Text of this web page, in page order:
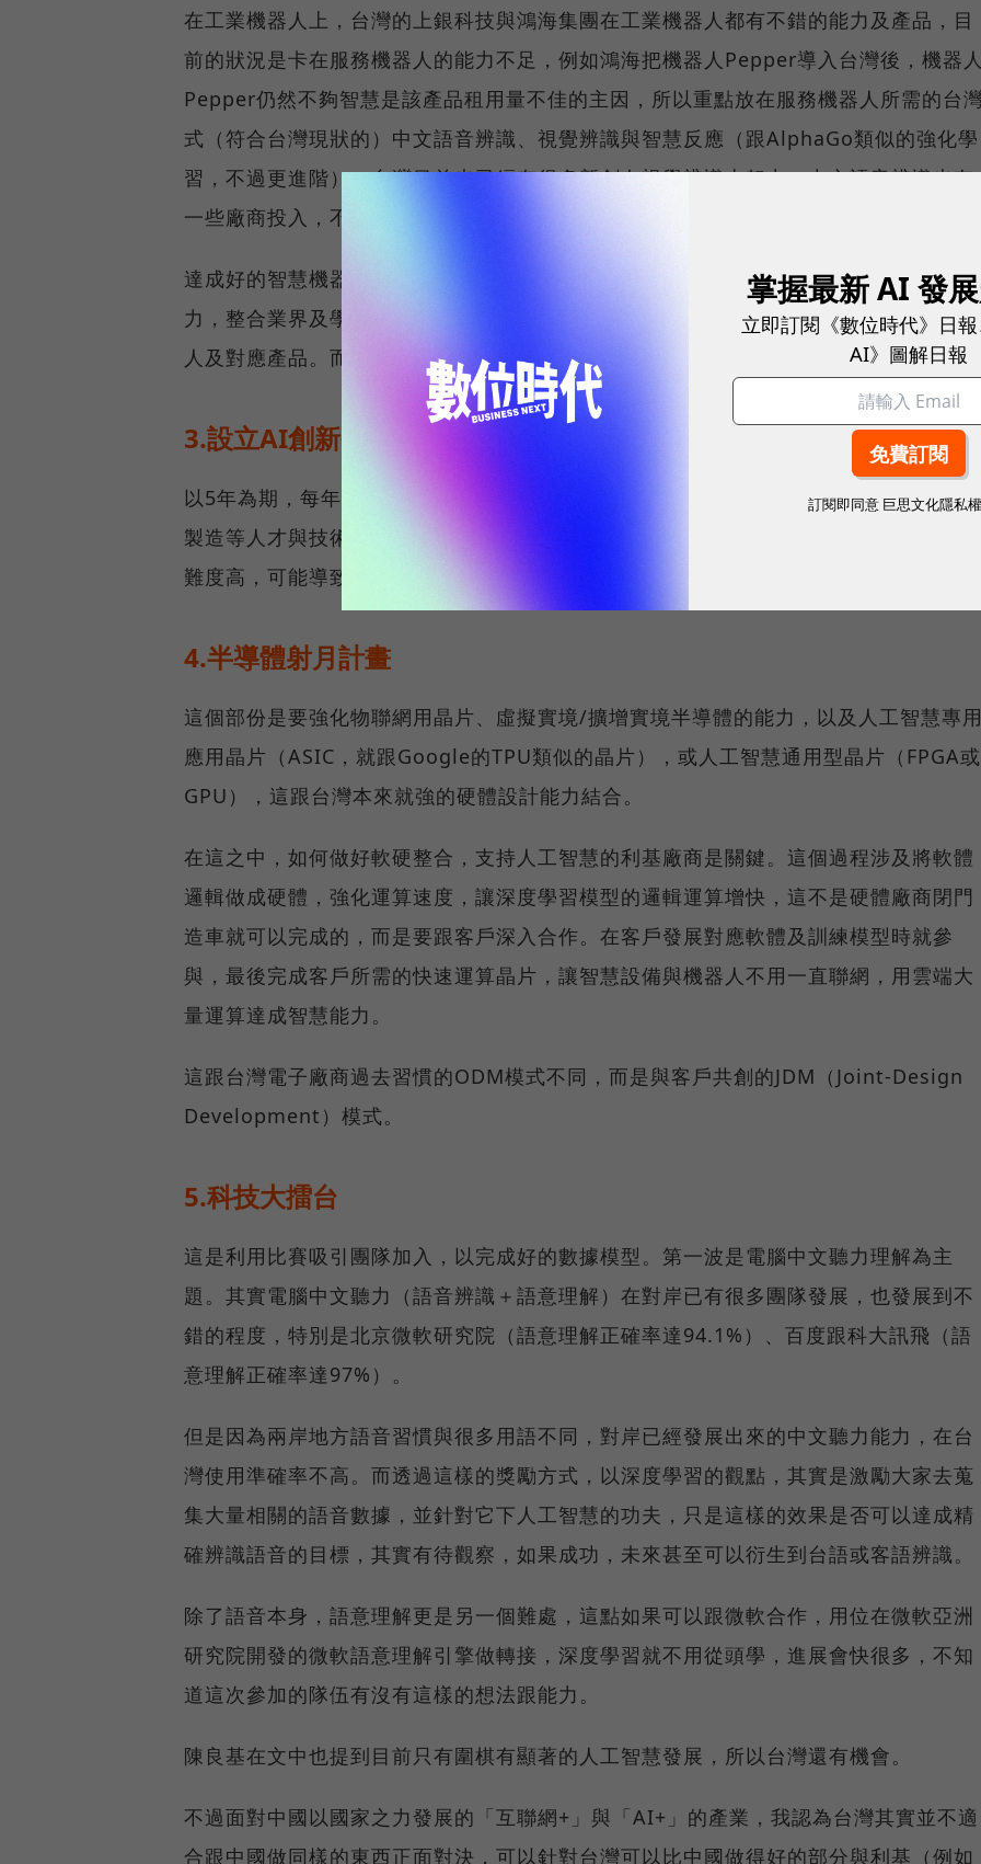
在工業機器人上，台灣的上銀科技與鴻海集團在工業機器人都有不錯的能力及產品，目
前的狀況是卡在服務機器人的能力不足，例如鴻海把機器人Pepper導入台灣後，機器
Pepper仍然不夠智慧是該產品租用量不佳的主因，所以重點放在服務機器人所需的台
式（符合台灣現狀的）中文語音辨識、視覺辨識與智慧反應（跟AlphaGo類似的強化學
習，不過更進階），台灣目前也已經有很多新創在視覺辨識上努力，中文語音辨識也有
一些廠商投入，不過都不是專為機器人應用所打造。
達成好的智慧機器人能力，必須有清楚的藍圖，仔細的規劃台灣需要的人工智慧軟體能
力，整合業界及學界的力量。學界進一步成立新創公司，最後達成強而有力的智慧機器
人及對應產品。而50家新創與4000人的培育如果有此規劃做背書，會更有意義。
3.設立AI創新研究中心
以5年為期，每年預計投入10億元，鼓勵人工智慧基礎技術、智慧醫療、金融科技、智
製造等人才與技術研發。台灣在智慧醫療與金融科技領域，因為法律問題造成數據蒐集
難度高，可能導致創新研究進展緩慢，這樣反而就可惜了。
4.半導體射月計畫
這個部份是要強化物聯網用晶片、虛擬實境/擴增實境半導體的能力，以及人工智慧專
應用晶片（ASIC，就跟Google的TPU類似的晶片），或人工智慧通用型晶片（FPGA或
GPU），這跟台灣本來就強的硬體設計能力結合。
在這之中，如何做好軟硬整合，支持人工智慧的利基廠商是關鍵。這個過程涉及將軟體
邏輯做成硬體，強化運算速度，讓深度學習模型的邏輯運算增快，這不是硬體廠商閉門
造車就可以完成的，而是要跟客戶深入合作。在客戶發展對應軟體及訓練模型時就參
與，最後完成客戶所需的快速運算晶片，讓智慧設備與機器人不用一直聯網，用雲端大
量運算達成智慧能力。
這跟台灣電子廠商過去習慣的ODM模式不同，而是與客戶共創的JDM（Joint-Design
Development）模式。
5.科技大擂台
這是利用比賽吸引團隊加入，以完成好的數據模型。第一波是電腦中文聽力理解為主
題。其實電腦中文聽力（語音辨識＋語意理解）在對岸已有很多團隊發展，也發展到不
錯的程度，特別是北京微軟研究院（語意理解正確率達94.1%）、百度跟科大訊飛（語
意理解正確率達97%）。
但是因為兩岸地方語音習慣與很多用語不同，對岸已經發展出來的中文聽力能力，在台
灣使用準確率不高。而透過這樣的獎勵方式，以深度學習的觀點，其實是激勵大家去蒐
集大量相關的語音數據，並針對它下人工智慧的功夫，只是這樣的效果是否可以達成精
確辨識語音的目標，其實有待觀察，如果成功，未來甚至可以衍生到台語或客語辨識。
除了語音本身，語意理解更是另一個難處，這點如果可以跟微軟合作，用位在微軟亞洲
研究院開發的微軟語意理解引擎做轉接，深度學習就不用從頭學，進展會快很多，不知
道這次參加的隊伍有沒有這樣的想法跟能力。
陳良基在文中也提到目前只有圍棋有顯著的人工智慧發展，所以台灣還有機會。
不過面對中國以國家之力發展的「互聯網+」與「AI+」的產業，我認為台灣其實並不適
合跟中國做同樣的東西正面對決，可以針對台灣可以比中國做得好的部分與利基（例如
掌握最新 AI 發
立即訂閱《數位時代》日
AI》圖解日報
訂閱即同意 巨思文化隱私